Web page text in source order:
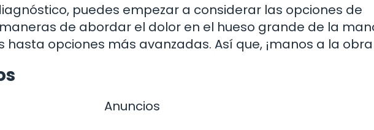
puedes empezar a considerar las opciones de
de abordar el dolor en el hueso grande de la
opciones más avanzadas. Así que, ¡manos a la
Anuncios